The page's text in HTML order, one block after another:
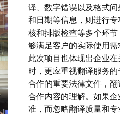
译、数字错误以及格式
和日期等信息，则进行
核和排版检查等多个环
够满足客户的实际使用需
此次项目也体现出企业
时，更应重视翻译服务
合作的重要法律文件，
合作内容的理解。如果
准，而忽略翻译质量和